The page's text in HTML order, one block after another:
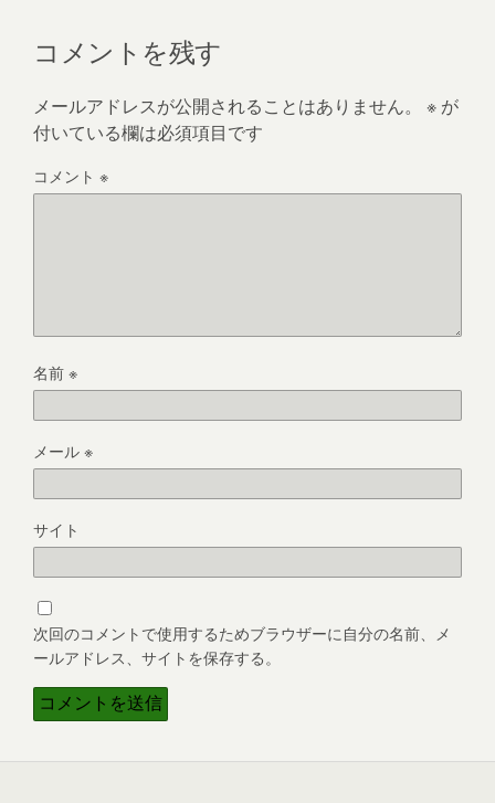
コメントを残す
メールアドレスが公開されることはありません。 ※ が
付いている欄は必須項目です
コメント ※
名前※
メール※
サイト
次回のコメントで使用するためブラウザーに自分の名前、メ
ールアドレス、サイトを保存する。